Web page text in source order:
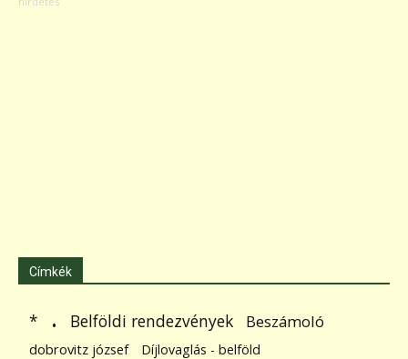
Címkék
* . Belföldi rendezvények Beszámoló
dobrovitz józsef
Díjlovaglás - belföld